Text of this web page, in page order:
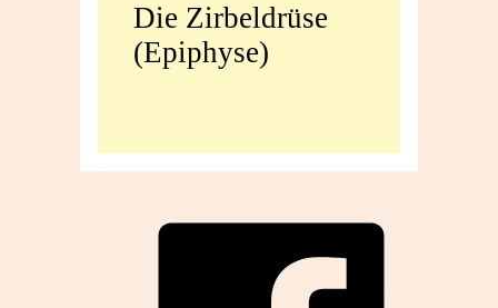
Die Zirbeldrüse
(Epiphyse)